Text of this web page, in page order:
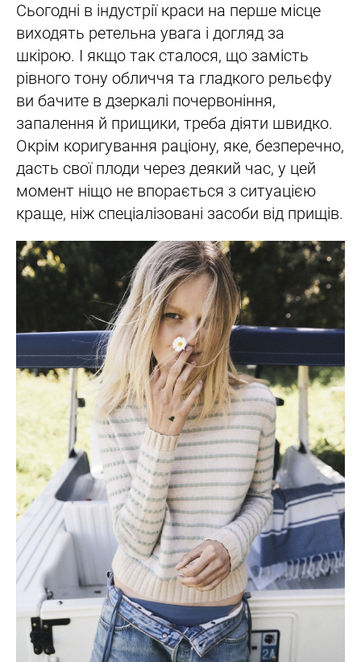
Сьогодні в індустрії краси на перше місце
виходять ретельна увага і догляд за
шкірою. І якщо так сталося, що замість
рівного тону обличчя та гладкого рельєфу
ви бачите в дзеркалі почервоніння,
запалення й прищики, треба діяти швидко.
Окрім коригування раціону, яке, безперечно,
дасть свої плоди через деякий час, у цей
момент ніщо не впорається з ситуацією
краще, ніж спеціалізовані засоби від прищів.